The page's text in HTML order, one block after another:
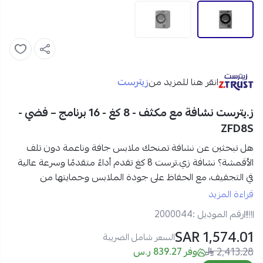
انقر هنا للمزيد منزيترست
ز.يترست نشافة مع مكثف - 8 كغ - 16 برنامج – فضي -
ZFD8S
هل تبحثين عن نشافة تمنحك ملابس جافة وناعمة دون تلف
الأقمشة؟
نشافة زي.ترست 8 كغ تقدم أداءً متقدمًا وسرعة عالية
في التجفيف،مع الحفاظ على جودة الملابس وحمايتها من
التجاعيد والتلف مع تصميم عصري تعد مجففة ملابس زي.
ترست الخيار المثالي لأي مطبخ أو غرفة غسيل، مع 16 برنامج متنوع
يلبي جميع احتياجاتك، حتى الملابس الحساسة والصوفية.
مواصفات نشافة زي.ترست 8 كغ في السعودية:
قراءة المزيد
رقم الموديل :2000044
1,574.01 SAR السعر شامل الضريبة
2,413.28 وفر 839.27 ر.س